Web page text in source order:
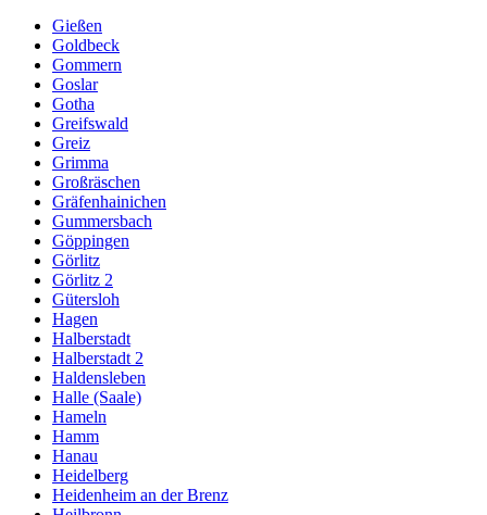
Gießen
Goldbeck
Gommern
Goslar
Gotha
Greifswald
Greiz
Grimma
Großräschen
Gräfenhainichen
Gummersbach
Göppingen
Görlitz
Görlitz 2
Gütersloh
Hagen
Halberstadt
Halberstadt 2
Haldensleben
Halle (Saale)
Hameln
Hamm
Hanau
Heidelberg
Heidenheim an der Brenz